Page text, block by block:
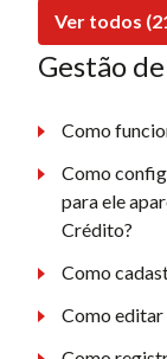
Ver todos
Gestão
Como
Como
para ele
Crédito?
Como
Como editar